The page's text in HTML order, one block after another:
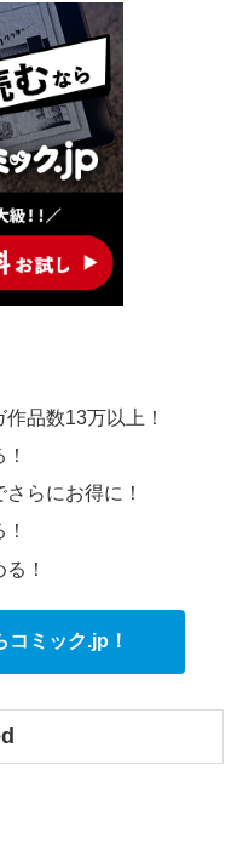
品数13万以上！
らにお得に！
！
コミック.jp！